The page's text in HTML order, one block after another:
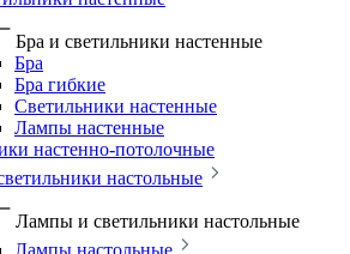
Бра и светильники настенные
Бра
Бра гибкие
Светильники настенные
Лампы настенные
настенно-потолочные
настольные
Лампы и светильники настольные
Лампы настольные